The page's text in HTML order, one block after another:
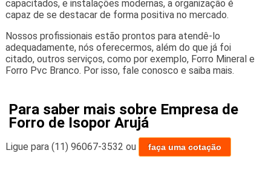
capacitados, e instalações modernas, a organização é
capaz de se destacar de forma positiva no mercado.
Nossos profissionais estão prontos para atendê-lo
adequadamente, nós oferecermos, além do que já foi
citado, outros serviços, como por exemplo, Forro Mineral e
Forro Pvc Branco. Por isso, fale conosco e saiba mais.
Para saber mais sobre Empresa de
Forro de Isopor Arujá
Ligue para (11) 96067-3532 ou faça uma cotação